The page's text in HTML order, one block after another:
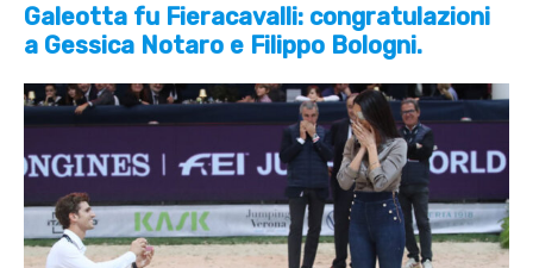
Galeotta fu Fieracavalli: congratulazioni
a Gessica Notaro e Filippo Bologni.